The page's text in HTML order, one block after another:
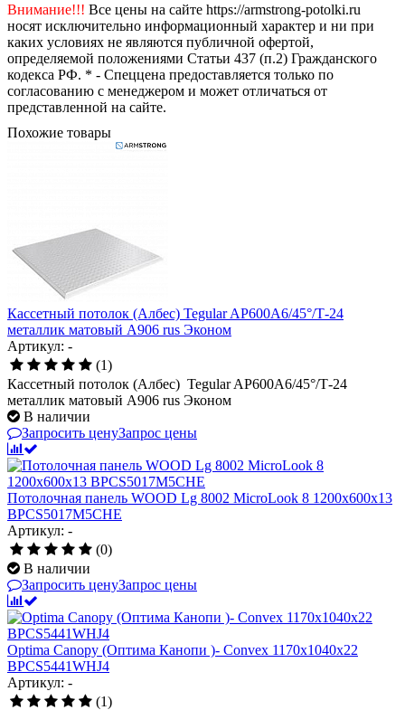
Внимание!!! Все цены на сайте https://armstrong-potolki.ru
носят исключительно информационный характер и ни при
каких условиях не являются публичной офертой,
определяемой положениями Статьи 437 (п.2) Гражданского
кодекса РФ. * - Спеццена предоставляется только по
согласованию с менеджером и может отличаться от
представленной на сайте.
Похожие товары
Кассетный потолок (Албес) Tegular AP600A6/45°/Т-24
металлик матовый А906 rus Эконом
Артикул: -
(1)
Кассетный потолок (Албес) Tegular AP600A6/45°/Т-24
металлик матовый А906 rus Эконом
В наличии
Запросить ценуЗапрос цены
Потолочная панель WOOD Lg 8002 MicroLook 8 1200x600x13
BPCS5017M5CHE
Артикул: -
(0)
В наличии
Запросить ценуЗапрос цены
Optima Canopy (Оптима Канопи )- Convex 1170x1040x22
BPCS5441WHJ4
Артикул: -
(1)